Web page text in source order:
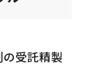
受託精製